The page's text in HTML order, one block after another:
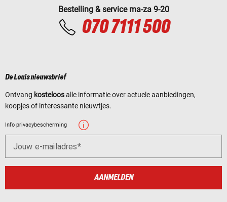
Bestelling & service ma-za 9-20
070 7111 500
De Louis nieuwsbrief
Ontvang kosteloosalle informatie over actuele aanbiedingen,
koopjes of interessante nieuwtjes.
Info privacybescherming
Jouw e-mailadres
AANMELDEN